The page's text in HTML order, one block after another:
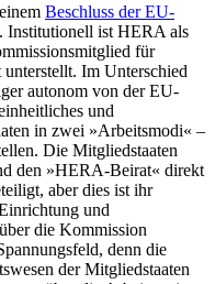
Beschluss der EU-
Institutionell ist HERA als
für
Im Unterschied
autonom von der EU-
und
in zwei »Arbeitsmodi« –
Die Mitgliedstaaten
den »HERA-Beirat« direkt
aber dies ist ihr
und
die Kommission
denn die
der Mitgliedstaaten